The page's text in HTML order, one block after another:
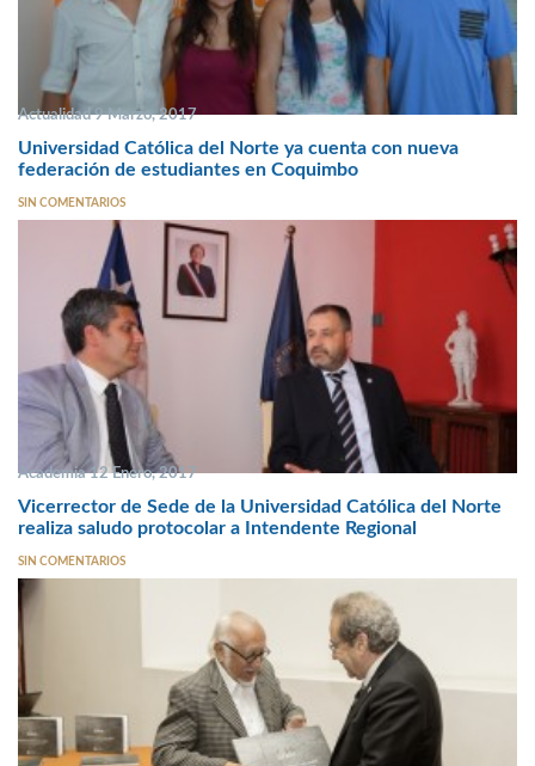
Actualidad 9 Marzo, 2017
Universidad Católica del Norte ya cuenta con nueva
federación de estudiantes en Coquimbo
SIN COMENTARIOS
Academia 12 Enero, 2017
Vicerrector de Sede de la Universidad Católica del Norte
realiza saludo protocolar a Intendente Regional
SIN COMENTARIOS